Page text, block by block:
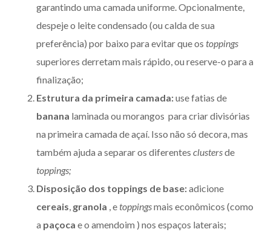
garantindo uma camada uniforme. Opcionalmente,
despeje o leite condensado (ou calda de sua
preferência) por baixo para evitar que os toppings
superiores derretam mais rápido, ou reserve-o para a
finalização;
Estrutura da primeira camada:use fatias de
banana laminada ou morangos para criar divisórias
na primeira camada de açaí. Isso não só decora, mas
também ajuda a separar os diferentes clustersde
toppings;
Disposição dos toppings de base:adicione
cereais granola , etoppingsmais econômicos (como
a paçoca e o amendoim ) nos espaços laterais;